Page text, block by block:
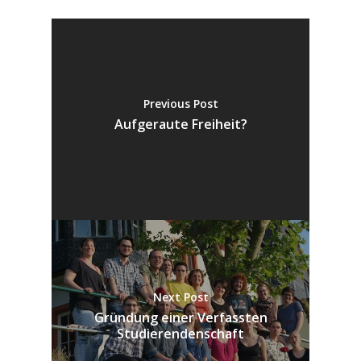
Previous Post
Aufgeraute Freiheit?
Next Post
Gründung einer Verfassten
Studierendenschaft